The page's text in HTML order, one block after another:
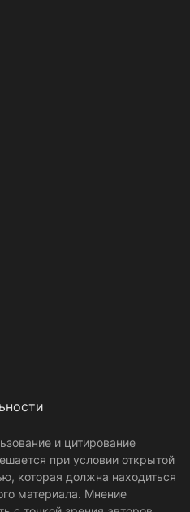
и цитирование
при условии открытой
которая должна находиться
материала. Мнение